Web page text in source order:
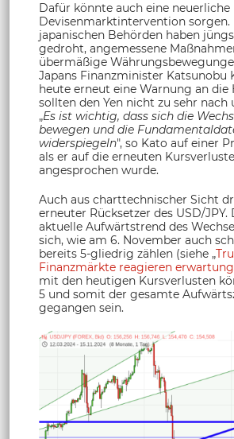
Dafür könnte auch eine neuerliche
Devisenmarktintervention sorgen.
japanischen Behörden haben
gedroht, angemessene
übermäßige
Japans Finanzminister Katsunobu
heute erneut eine Warnung an die
sollten den Yen nicht zu sehr nach
„Es ist wichtig, dass sich die
bewegen und die
widerspiegeln", so Kato auf einer
als er auf die erneuten
angesprochen wurde.
Auch aus charttechnischer Sicht
erneuter Rücksetzer des USD/JPY.
aktuelle Aufwärtstrend des
sich, wie am 6. November auch
bereits 5-gliedrig zählen (siehe „
Finanzmärkte reagieren
mit den heutigen Kursverlusten
5 und somit der gesamte
gegangen sein.